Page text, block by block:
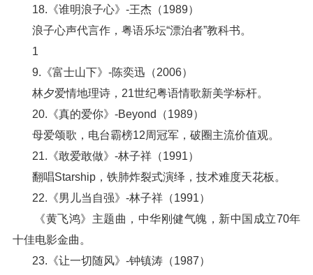
18.《谁明浪子心》-王杰（1989）
浪子心声代言作，粤语乐坛“漂泊者”教科书。
1
9.《富士山下》-陈奕迅（2006）
林夕爱情地理诗，21世纪粤语情歌新美学标杆。
20.《真的爱你》-Beyond（1989）
母爱颂歌，电台霸榜12周冠军，破圈主流价值观。
21.《敢爱敢做》-林子祥（1991）
翻唱Starship，铁肺炸裂式演绎，技术难度天花板。
22.《男儿当自强》-林子祥（1991）
《黄飞鸿》主题曲，中华刚健气魄，新中国成立70年
十佳电影金曲。
23.《让一切随风》-钟镇涛（1987）